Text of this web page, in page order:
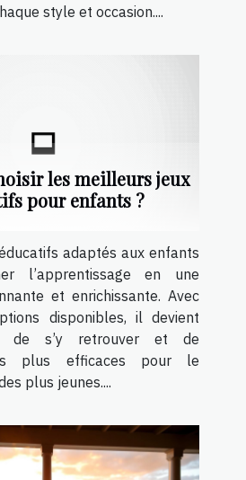
style et occasion....
les meilleurs jeux
pour enfants ?
adaptés aux enfants
l’apprentissage en une
et enrichissante. Avec
disponibles, il devient
de s’y retrouver et de
plus efficaces pour le
plus jeunes....